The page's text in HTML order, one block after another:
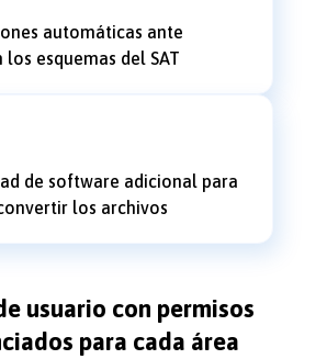
automáticas ante
los esquemas del SAT
de software adicional para
los archivos
usuario con permisos
para cada área